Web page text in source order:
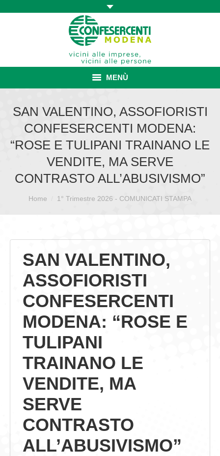
MENÙ
ASSOCIAZIONE
ISCRIZIONE E VANTAGGI
COMUNICATI E NEWS
CONTATTI
SAN VALENTINO, ASSOFIORISTI
CONFESERCENTI MODENA:
“ROSE E TULIPANI TRAINANO LE
VENDITE, MA SERVE
CONTRASTO ALL’ABUSIVISMO”
Sei qui:Home 1° Trimestre 2026 - COMUNICATI STAMPA
SAN VALENTINO,
ASSOFIORISTI
CONFESERCENTI
MODENA: “ROSE E
TULIPANI
TRAINANO LE
VENDITE, MA
SERVE
CONTRASTO
ALL’ABUSIVISMO”